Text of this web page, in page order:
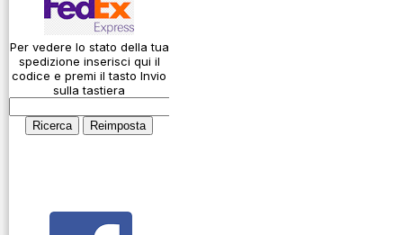
Come si usa un
cavo
Connessioni
microfoniche
Cosa è l' ADS-B
antenne e cavi
Per vedere lo stato della tua
spedizione inserisci qui il
codice e premi il tasto Invio
sulla tastiera